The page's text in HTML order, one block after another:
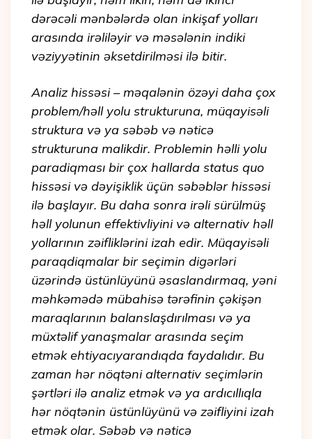
dərəcəli mənbələrdə olan inkişaf yolları
arasında irəliləyir və məsələnin indiki
vəziyyətinin əksetdirilməsi ilə bitir.
Analiz hissəsi – məqalənin özəyi daha çox
problem/həll yolu strukturuna, müqayisəli
struktura və ya səbəb və nəticə
strukturuna malikdir. Problemin həlli yolu
paradiqması bir çox hallarda status quo
hissəsi və dəyişiklik üçün səbəblər hissəsi
ilə başlayır. Bu daha sonra irəli sürülmüş
həll yolunun effektivliyini və alternativ həll
yollarının zəifliklərini izah edir. Müqayisəli
paraqdiqmalar bir seçimin digərləri
üzərində üstünlüyünü əsaslandırmaq, yəni
məhkəmədə mübahisə tərəfinin çəkişən
maraqlarının balanslaşdırılması və ya
müxtəlif yanaşmalar arasında seçim
etmək ehtiyacıyarandıqda faydalıdır. Bu
zaman hər nöqtəni alternativ seçimlərin
şərtləri ilə analiz etmək və ya ardıcıllıqla
hər nöqtənin üstünlüyünü və zəifliyini izah
etmək olar. Səbəb və nəticə